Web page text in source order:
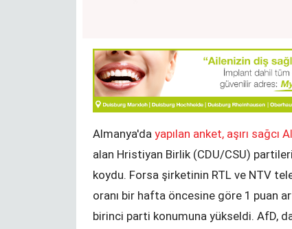
Almanya'da yapılan anket, aşırı
alan Hristiyan Birlik (CDU/CSU)
koydu. Forsa şirketinin RTL ve NTV
oranı bir hafta öncesine göre 1 puan
birinci parti konumuna yükseldi. AfD,
Bir Durak - NRW Seçimleri
KENAN MORTAN
Değişim ve Süreklilik
YUNUS ULUSOY